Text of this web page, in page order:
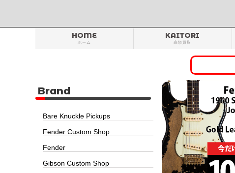
HOME
ホーム
KAITORI
高額買取
Brand
Bare Knuckle Pickups
Fender Custom Shop
Fender
Gibson Custom Shop